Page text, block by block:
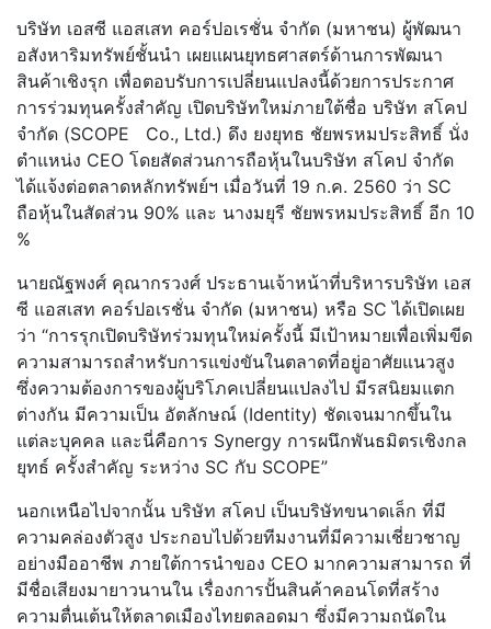
บริษัท เอสซี แอสเสท คอร์ปอเรชั่น จำกัด (มหาชน) ผู้พัฒนา
อสังหาริมทรัพย์ชั้นนำ เผยแผนยุทธศาสตร์ด้านการพัฒนา
สินค้าเชิงรุก เพื่อตอบรับการเปลี่ยนแปลงนี้ด้วยการประกาศ
การร่วมทุนครั้งสำคัญ เปิดบริษัทใหม่ภายใต้ชื่อ บริษัท สโคป
จำกัด (SCOPE Co., Ltd.) ดึง ยงยุทธ ชัยพรหมประสิทธิ์ นั่ง
ตำแหน่ง CEO โดยสัดส่วนการถือหุ้นในบริษัท สโคป จำกัด
ได้แจ้งต่อตลาดหลักทรัพย์ฯ เมื่อวันที่ 19 ก.ค. 2560 ว่า SC
ถือหุ้นในสัดส่วน 90% และ นางมยุรี ชัยพรหมประสิทธิ์ อีก 10
%
นายณัฐพงศ์ คุณากรวงศ์ ประธานเจ้าหน้าที่บริหารบริษัท เอส
ซี แอสเสท คอร์ปอเรชั่น จำกัด (มหาชน) หรือ SC ได้เปิดเผย
ว่า “การรุกเปิดบริษัทร่วมทุนใหม่ครั้งนี้ มีเป้าหมายเพื่อเพิ่มขีด
ความสามารถสำหรับการแข่งขันในตลาดที่อยู่อาศัยแนวสูง
ซึ่งความต้องการของผู้บริโภคเปลี่ยนแปลงไป มีรสนิยมแตก
ต่างกัน มีความเป็น อัตลักษณ์ (Identity) ชัดเจนมากขึ้นใน
แต่ละบุคคล และนี่คือการ Synergy การผนึกพันธมิตรเชิงกล
ยุทธ์ ครั้งสำคัญ ระหว่าง SC กับ SCOPE”
นอกเหนือไปจากนั้น บริษัท สโคป เป็นบริษัทขนาดเล็ก ที่มี
ความคล่องตัวสูง ประกอบไปด้วยทีมงานที่มีความเชี่ยวชาญ
อย่างมืออาชีพ ภายใต้การนำของ CEO มากความสามารถ ที่
มีชื่อเสียงมายาวนานใน เรื่องการปั้นสินค้าคอนโดที่สร้าง
ความตื่นเต้นให้ตลาดเมืองไทยตลอดมา ซึ่งมีความถนัดใน